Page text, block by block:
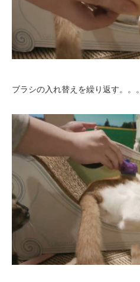
ブラシの入れ替えを繰り返す。。。